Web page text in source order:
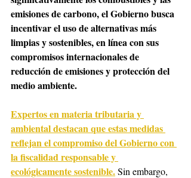
emisiones de carbono, el Gobierno busca
incentivar el uso de alternativas más
limpias y sostenibles, en línea con sus
compromisos internacionales de
reducción de emisiones y protección del
medio ambiente.
Expertos en materia tributaria y
ambiental destacan que estas medidas
reflejan el compromiso del Gobierno con
la fiscalidad responsable y
ecológicamente sostenible. Sin embargo,